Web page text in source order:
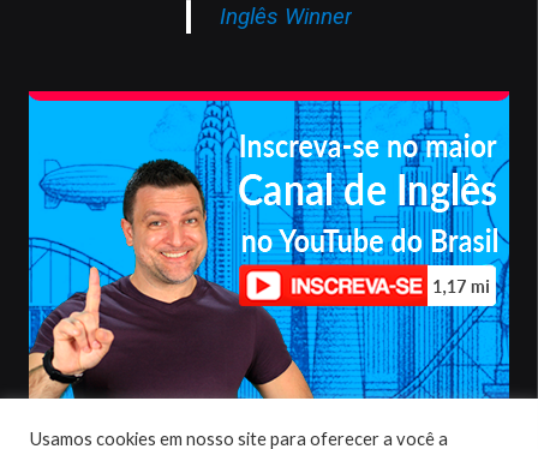
Usamos cookies em nosso site para oferecer a você a
Inglês Winner